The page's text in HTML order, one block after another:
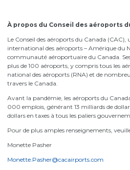
À propos du Conseil des aéroports
Le Conseil des aéroports du Canada (CAC),
international des aéroports – Amérique du
communauté aéroportuaire du Canada.
plus de 100 aéroports, y compris tous les
national des aéroports (RNA) et de
travers le Canada.
Avant la pandémie, les aéroports du
000 emplois, générant 13 milliards de
dollars en taxes à tous les paliers
Pour de plus amples renseignements,
Monette Pasher
Monette.Pasher@cacairports.com